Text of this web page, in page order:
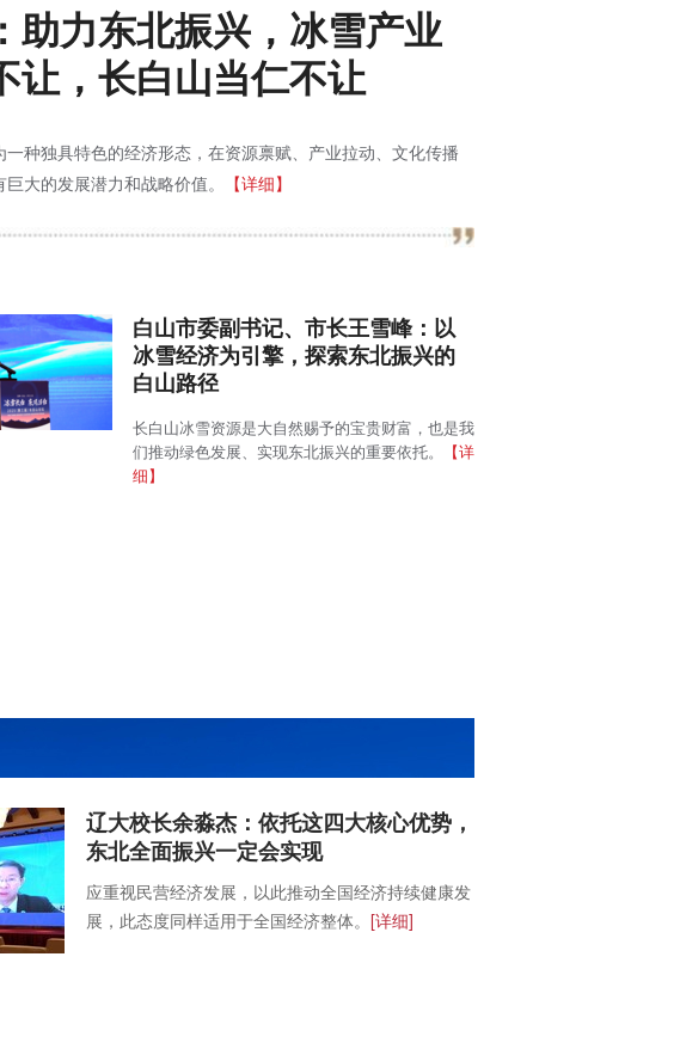
助力东北振兴，冰雪产业
让，长白山当仁不让
一种独具特色的经济形态，在资源禀赋、产业拉动、文化传播
大的发展潜力和战略价值。
【详细】
白山市委副书记、市长王雪峰：以
冰雪经济为引擎，探索东北振兴的
白山路径
长白山冰雪资源是大自然赐予的宝贵财富，也是我
们推动绿色发展、实现东北振兴的重要依托。
【详
细】
辽大校长余淼杰：依托这四大核心优势，
东北全面振兴一定会实现
应重视民营经济发展，以此推动全国经济持续健康发
展，此态度同样适用于全国经济整体。 [详细]